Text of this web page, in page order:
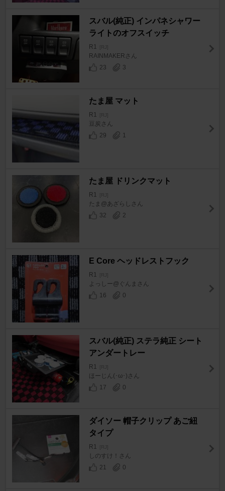
スバル(純正) インパネシャワー
ライトのオフスイッチ
R1 [RJ]
RAINMAKERさん
23
3
たま屋 マット
R1 [RJ]
豆炭さん
29
1
たま屋 ドリンクマット
R1 [RJ]
たま@あざらしさん
32
2
E Core ヘッドレストフック
R1 [RJ]
よっしー@ぐんまさん
16
0
スバル(純正) ステラ純正 シート
アンダートレー
R1 [RJ]
ほーじん(･ω･)さん
17
0
ダイソー 帽子クリップ あご紐
タイプ
R1 [RJ]
しのすけ！さん
21
0